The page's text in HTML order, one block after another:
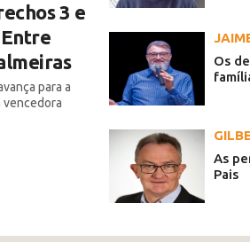
3 e
para a
vencedora
Os
As
Pais